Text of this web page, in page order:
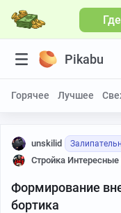
Pikabu
Горячее Лучшее
unskilid
Стройка
Формирование
бортика